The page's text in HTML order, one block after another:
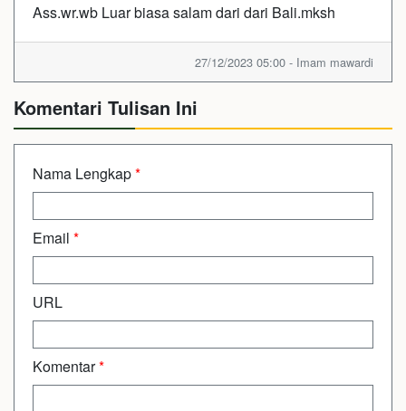
Ass.wr.wb Luar biasa salam dari dari Bali.mksh
27/12/2023 05:00 - Imam mawardi
Komentari Tulisan Ini
Nama Lengkap*
Email *
URL
Komentar*